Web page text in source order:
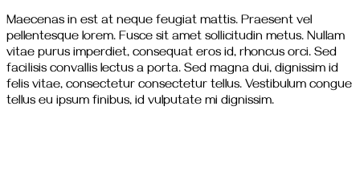
Maecenas in est at neque feugiat mattis. Praesent vel
pellentesque lorem. Fusce sit amet sollicitudin metus. Nullam
vitae purus imperdiet, consequat eros id, rhoncus orci. Sed
facilisis convallis lectus a porta. Sed magna dui, dignissim id
felis vitae, consectetur consectetur tellus. Vestibulum congue
tellus eu ipsum finibus, id vulputate mi dignissim.